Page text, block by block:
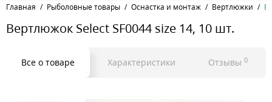
Главная Рыболовные товары Оснастка и монтаж Вертлюжки
Вертлюжок Select SF0044 size 14, 10 шт.
Все о товаре Характеристики Отзывы 0